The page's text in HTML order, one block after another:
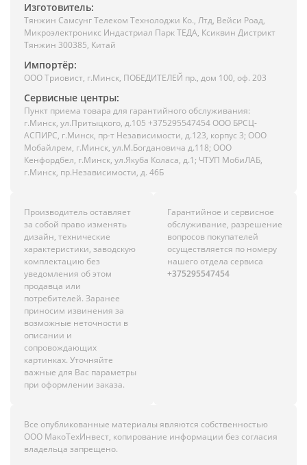
Изготовитель:
Тянжин Самсунг Телеком Технолоджи Ко., Лтд, Вейси Роад,
Микроэлектроникс Индастриал Парк ТЕДА, Ксиквин Дистрикт
Тянжин 300385, Китай
Импортёр:
ООО Триовист, г.Минск, ПОБЕДИТЕЛЕЙ пр., дом 100, оф. 203
Сервисные центры:
Пункт приема товара для гарантийного обслуживания:
г.Минск, ул.Притыцкого, д.105 +375295547454 ООО БРСЦ-
АСПИРС, г.Минск, пр-т Независимости, д.123, корпус 3; ООО
Мобайлрем, г.Минск, ул.М.Богдановича д.118; ООО
Кенфордбел, г.Минск, ул.Якуба Коласа, д.1; ЧТУП МобиЛАБ,
г.Минск, пр.Независимости, д. 46Б
Производитель оставляет
за собой право изменять
дизайн, технические
характеристики, заводскую
комплектацию без
уведомления об этом
продавца или
потребителей. Заранее
приносим извинения за
возможные неточности в
описании и
сопровождающих
картинках. Уточняйте
важные для Вас параметры
при оформлении заказа.
Гарантийное и сервисное
обслуживание, разрешение
вопросов покупателей
осуществляется по номеру
нашего отдела сервиса
+375295547454
Все опубликованные материалы являются собственностью
ООО МакоТехИнвест, копирование информации без согласия
владельца запрещено.